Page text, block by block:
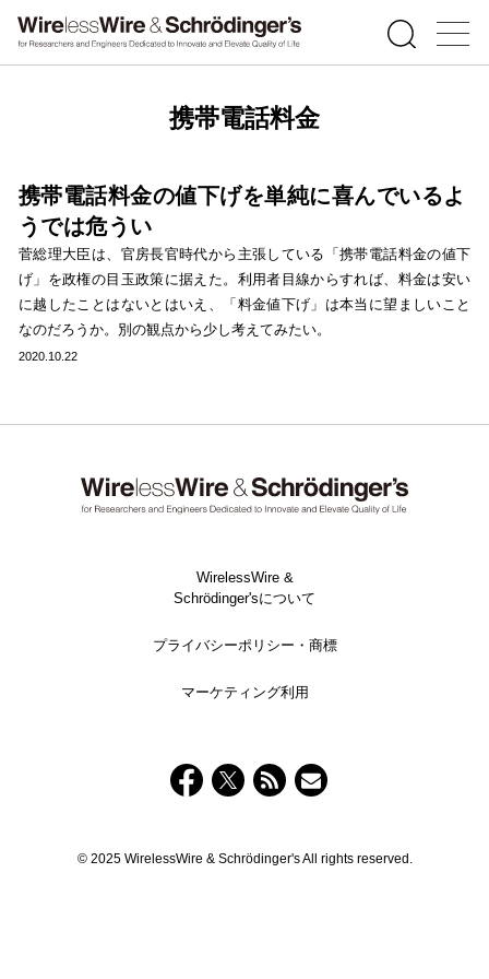
携帯電話料金
携帯電話料金の値下げを単純に喜んでいるよ
うでは危うい
菅総理大臣は、官房長官時代から主張している「携帯電話料金の値下
げ」を政権の目玉政策に据えた。利用者目線からすれば、料金は安い
に越したことはないとはいえ、「料金値下げ」は本当に望ましいこと
なのだろうか。別の観点から少し考えてみたい。
2020.10.22
WirelessWire &
Schrödinger'sについて
プライバシーポリシー・商標
マーケティング利用
© 2025 WirelessWire & Schrödinger's All rights reserved.